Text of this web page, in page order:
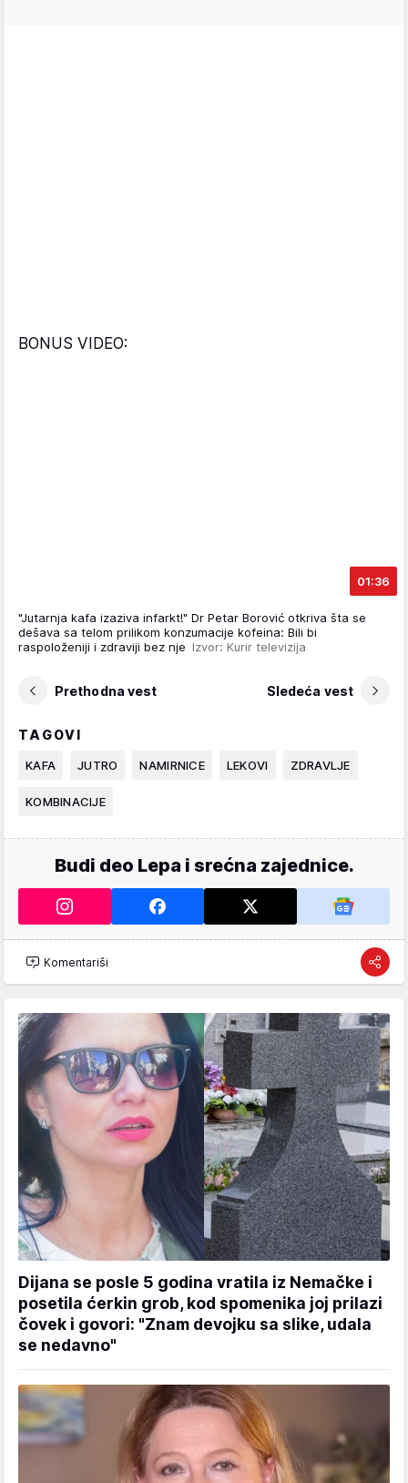
BONUS VIDEO:
01:36
"Jutarnja kafa izaziva infarkt!" Dr Petar Borović otkriva šta se
dešava sa telom prilikom konzumacije kofeina: Bili bi
raspoloženiji i zdraviji bez nje Izvor: Kurir televizija
Prethodna vest Sledeća vest
TAGOVI
KAFA JUTRO NAMIRNICE LEKOVI ZDRAVLJE
KOMBINACIJE
Budi deo Lepa i srećna zajednice.
Komentariši
Dijana se posle 5 godina vratila iz Nemačke i
posetila ćerkin grob, kod spomenika joj prilazi
čovek i govori: "Znam devojku sa slike, udala
se nedavno"